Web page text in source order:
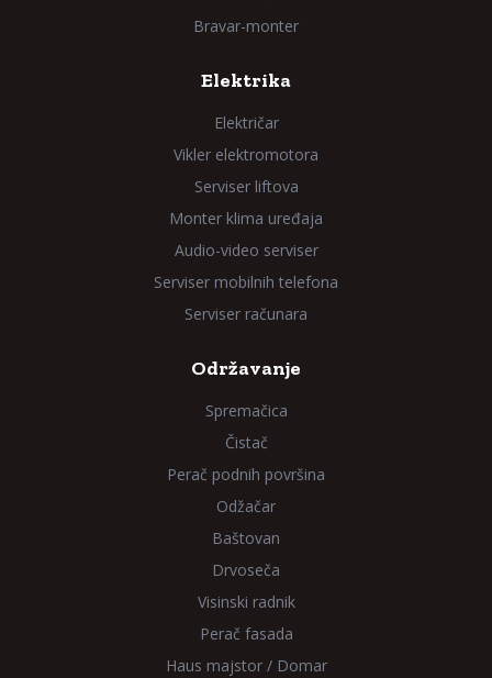
Bravar-monter
Elektrika
Električar
Vikler elektromotora
Serviser liftova
Monter klima uređaja
Audio-video serviser
Serviser mobilnih telefona
Serviser računara
Održavanje
Spremačica
Čistač
Perač podnih površina
Odžačar
Baštovan
Drvoseča
Visinski radnik
Perač fasada
Haus majstor / Domar